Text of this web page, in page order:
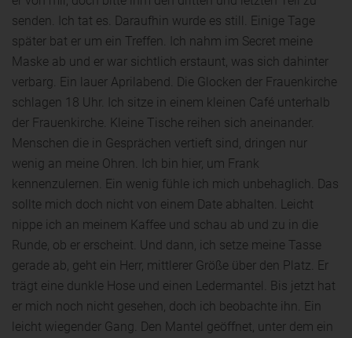
senden. Ich tat es. Daraufhin wurde es still. Einige Tage
später bat er um ein Treffen. Ich nahm im Secret meine
Maske ab und er war sichtlich erstaunt, was sich dahinter
verbarg. Ein lauer Aprilabend. Die Glocken der Frauenkirche
schlagen 18 Uhr. Ich sitze in einem kleinen Café unterhalb
der Frauenkirche. Kleine Tische reihen sich aneinander.
Menschen die in Gesprächen vertieft sind, dringen nur
wenig an meine Ohren. Ich bin hier, um Frank
kennenzulernen. Ein wenig fühle ich mich unbehaglich. Das
sollte mich doch nicht von einem Date abhalten. Leicht
nippe ich an meinem Kaffee und schau ab und zu in die
Runde, ob er erscheint. Und dann, ich setze meine Tasse
gerade ab, geht ein Herr, mittlerer Größe über den Platz. Er
trägt eine dunkle Hose und einen Ledermantel. Bis jetzt hat
er mich noch nicht gesehen, doch ich beobachte ihn. Ein
leicht wiegender Gang. Den Mantel geöffnet, unter dem ein